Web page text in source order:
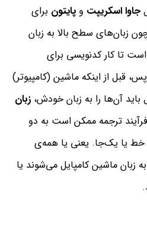
جاوا اسکریپت وپایتون برای
زبان‌های سطح بالا به زبان
تا کار کدنویسی برای
قبل از اینکه ماشین (کامپیوتر)
باید آن‌ها را به زبان خودش،زبان
ترجمه ممکن است به دو
خط یا یک‌جا. یعنی یا همه‌ی
ماشین کامپایل می‌شوند یا